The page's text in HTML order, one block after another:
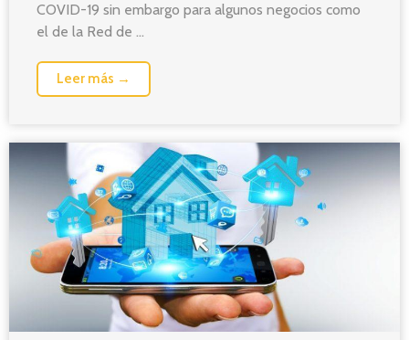
COVID-19 sin embargo para algunos negocios como
el de la Red de ...
Leer más →